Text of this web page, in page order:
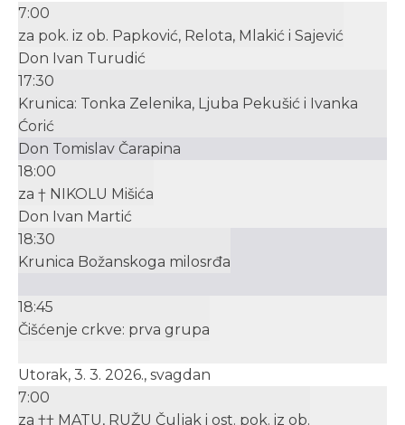
7:00
za pok. iz ob. Papković, Relota, Mlakić i Sajević
Don Ivan Turudić
17:30
Krunica: Tonka Zelenika, Ljuba Pekušić i Ivanka
Ćorić
Don Tomislav Čarapina
18:00
za † NIKOLU Mišića
Don Ivan Martić
18:30
Krunica Božanskoga milosrđa
18:45
Čišćenje crkve: prva grupa
Utorak, 3. 3. 2026., svagdan
7:00
za †† MATU, RUŽU Čuljak i ost. pok. iz ob.